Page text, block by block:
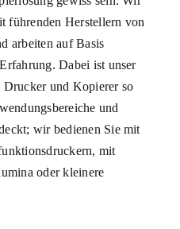
führenden Herstellern von
arbeiten auf Basis
Dabei ist unser
und Kopierer so
und
wir bedienen Sie mit
mit
oder kleinere